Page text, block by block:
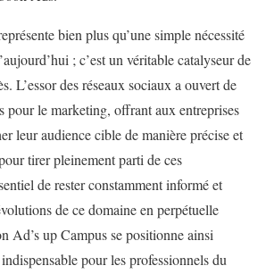
bien plus qu’une simple nécessité
; c’est un véritable catalyseur de
L’essor des réseaux sociaux a ouvert de
pour le marketing, offrant aux entreprises
leur audience cible de manière précise et
tirer pleinement parti de ces
de rester constamment informé et
de ce domaine en perpétuelle
Ad’s up Campus se positionne ainsi
pour les professionnels du